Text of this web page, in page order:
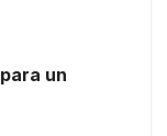
un